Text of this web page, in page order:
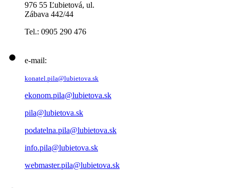
976 55 Ľubietová, ul.
Zábava 442/44
Tel.: 0905 290 476
e-mail:
konatel.pila@lubietova.sk
ekonom.pila@lubietova.sk
pila@lubietova.sk
podatelna.pila@lubietova.sk
info.pila@lubietova.sk
webmaster.pila@lubietova.sk